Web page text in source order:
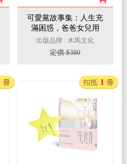
可愛黨故事集：人生充
滿困惑，爸爸女兒用
「說故事」相互陪伴
出版品牌 : 木馬文化
定價 $380
冊 扣抵 1 冊